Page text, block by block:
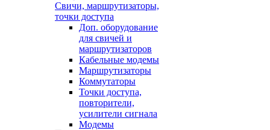
Свичи, маршрутизаторы,
точки доступа
Доп. оборудование
для свичей и
маршрутизаторов
Кабельные модемы
Маршрутизаторы
Коммутаторы
Точки доступа,
повторители,
усилители сигнала
Модемы